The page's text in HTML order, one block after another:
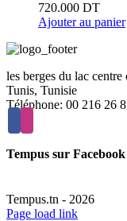
720.000 DT
Ajouter au panier
les berges du lac
Tunis, Tunisie
Téléphone: 00 216 26
Tempus sur Facebook
Tempus.tn - 2026
Page load link